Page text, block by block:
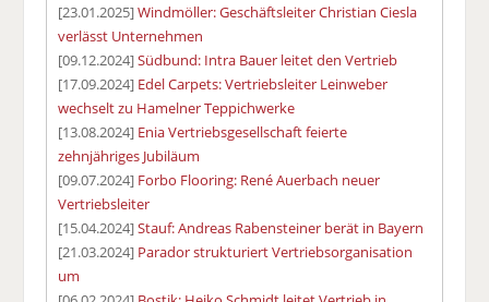
[23.01.2025]Windmöller: Geschäftsleiter Christian Ciesla
verlässt Unternehmen
[09.12.2024]Südbund: Intra Bauer leitet den Vertrieb
[17.09.2024] Edel Carpets: Vertriebsleiter Leinweber
wechselt zu Hamelner Teppichwerke
[13.08.2024] Enia Vertriebsgesellschaft feierte
zehnjähriges Jubiläum
[09.07.2024] Forbo Flooring: René Auerbach neuer
Vertriebsleiter
[15.04.2024]Stauf: Andreas Rabensteiner berät in Bayern
[21.03.2024] Parador strukturiert Vertriebsorganisation
um